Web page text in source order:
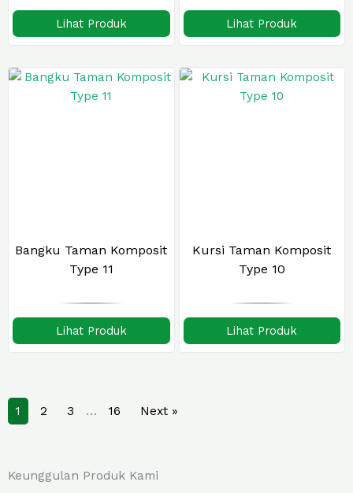
Lihat Produk Lihat Produk
Bangku Taman Komposit
Type 11
Lihat Produk
Kursi Taman Komposit
Type 10
Lihat Produk
1 2 3 … 16 Next »
Keunggulan Produk Kami